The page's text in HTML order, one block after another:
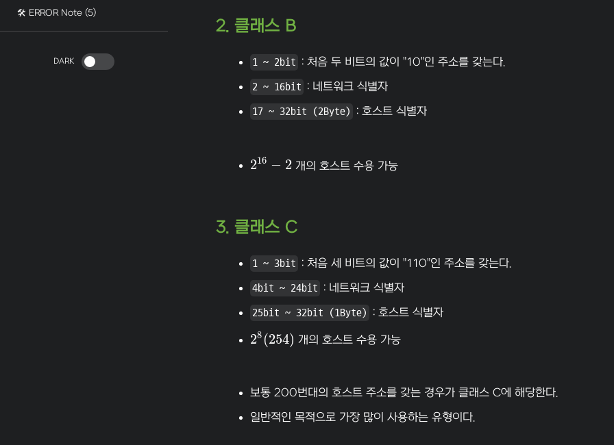
🛠️ ERROR Note (5)
DARK
2. 클래스 B
1 ~ 2bit : 처음 두 비트의 값이 "10"인 주소를 갖는다.
2 ~ 16bit : 네트워크 식별자
17 ~ 32bit (2Byte)
: 호스트 식별자
216 − 2
216 −2 개의 호스트 수용 가능
3. 클래스 C
1 ~ 3bit : 처음 세 비트의 값이 "110"인 주소를 갖는다.
4bit ~ 24bit : 네트워크 식별자
25bit ~ 32bit (1Byte)
: 호스트 식별자
28 (254)
28 ( 254) 개의 호스트 수용 가능
보통 200번대의 호스트 주소를 갖는 경우가 클래스 C에 해당한다.
일반적인 목적으로 가장 많이 사용하는 유형이다.